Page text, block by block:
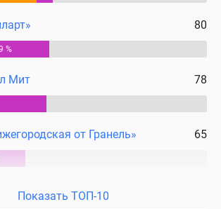
80
%
Мит 78
от Гранель» 65
Показать ТОП-10